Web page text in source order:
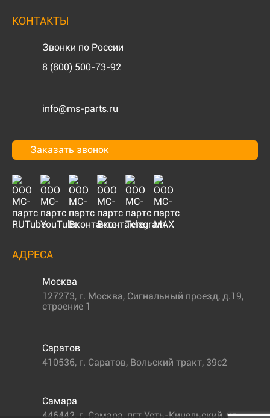
КОНТАКТЫ
Звонки по России
8 (800) 500-73-92
info@ms-parts.ru
Заказать звонок
АДРЕСА
Москва
127273, г. Москва, Сигнальный проезд, д.19,
строение 1
Саратов
410536, г. Саратов, Вольский тракт, 39с2
Самара
446442 г. Самара пгт Усть-Кинельский, ул.